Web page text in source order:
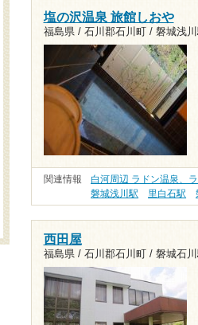
塩の沢温泉 旅館しおや
福島県 / 石川郡石川町 / 磐城浅
関連情報 白河周辺 ラドン温泉、
磐城浅川駅
里白石駅
西田屋
福島県 / 石川郡石川町 / 磐城石